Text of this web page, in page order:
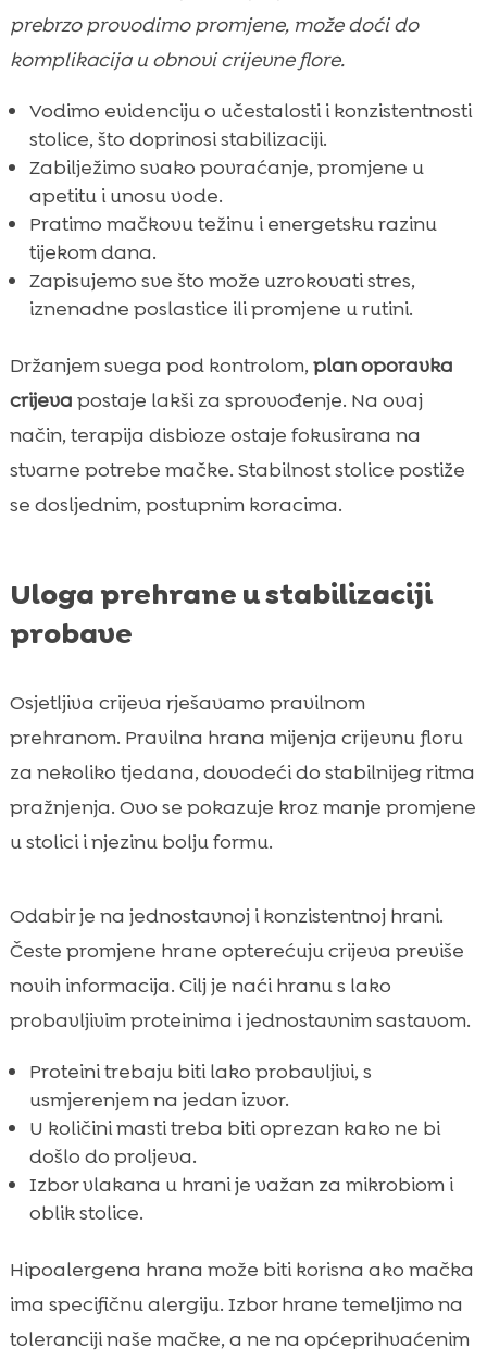
prebrzo provodimo promjene, može doći do
komplikacija u obnovi crijevne flore.
Vodimo evidenciju o učestalosti i konzistentnosti
stolice, što doprinosi stabilizaciji.
Zabilježimo svako povraćanje, promjene u
apetitu i unosu vode.
Pratimo mačkovu težinu i energetsku razinu
tijekom dana.
Zapisujemo sve što može uzrokovati stres,
iznenadne poslastice ili promjene u rutini.
Držanjem svega pod kontrolom, plan oporavka
crijeva postaje lakši za sprovođenje. Na ovaj
način, terapija disbioze ostaje fokusirana na
stvarne potrebe mačke. Stabilnost stolice postiže
se dosljednim, postupnim koracima.
Uloga prehrane u stabilizaciji
probave
Osjetljiva crijeva rješavamo pravilnom
prehranom. Pravilna hrana mijenja crijevnu floru
za nekoliko tjedana, dovodeći do stabilnijeg ritma
pražnjenja. Ovo se pokazuje kroz manje promjene
u stolici i njezinu bolju formu.
Odabir je na jednostavnoj i konzistentnoj hrani.
Česte promjene hrane opterećuju crijeva previše
novih informacija. Cilj je naći hranu s lako
probavljivim proteinima i jednostavnim sastavom.
Proteini trebaju biti lako probavljivi, s
usmjerenjem na jedan izvor.
U količini masti treba biti oprezan kako ne bi
došlo do proljeva.
Izbor vlakana u hrani je važan za mikrobiom i
oblik stolice.
Hipoalergena hrana može biti korisna ako mačka
ima specifičnu alergiju. Izbor hrane temeljimo na
toleranciji naše mačke, a ne na općeprihvaćenim